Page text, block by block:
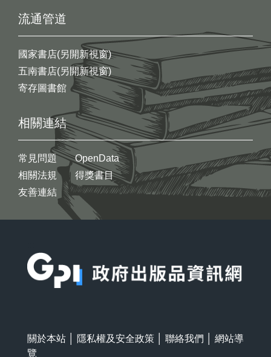
流通管道
國家書店(另開新視窗)
五南書店(另開新視窗)
寄存圖書館
相關連結
常見問題
相關法規
友善連結
OpenData
得獎書目
關於本站 隱私權及安全政策 聯絡我們
網站導
覽